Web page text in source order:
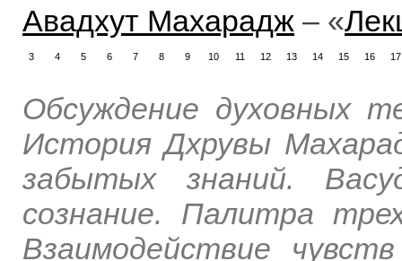
Авадхут Махарадж – «
3 4 5 6 7 8 9 10 11 12 13 14 15 16 17
Обсуждение духовных
История Дхрувы
забытых знаний.
сознание. Палитра
Взаимодействие